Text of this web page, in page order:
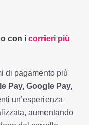
con i corrieri più
di pagamento più
Pay, Google Pay,
un’esperienza
aumentando